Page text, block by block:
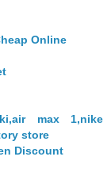
Online
max 1,nike
store
Discount